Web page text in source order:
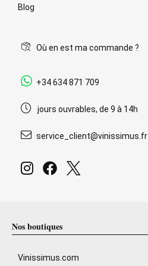
Blog
Où en est ma commande ?
+34 634 871 709
jours ouvrables, de 9 à 14h
service_client@vinissimus.fr
Nos boutiques
Vinissimus.com